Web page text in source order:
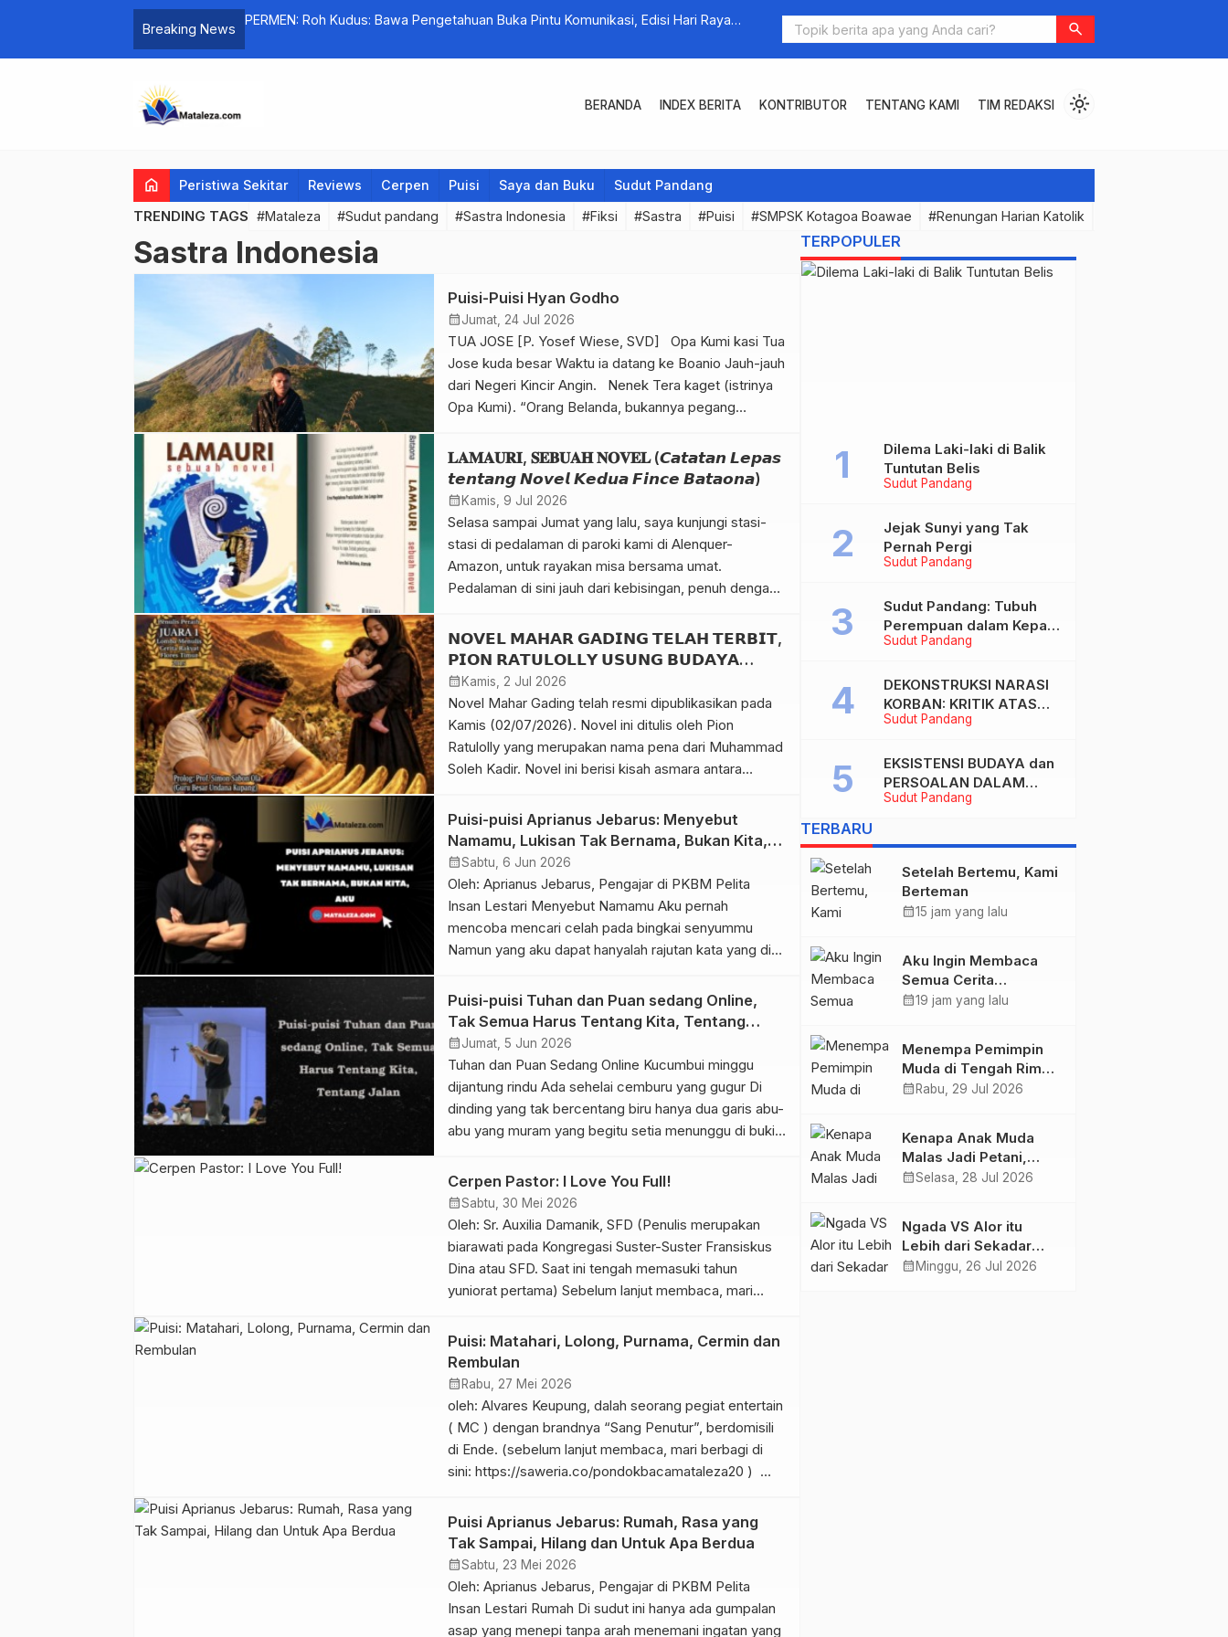
Breaking News
PERMEN: Roh Kudus: Bawa Pengetahuan Buka Pintu Komunikasi, Edisi Hari Raya
Hanya 19 Persen? Jangan Pernah Meremehkan Tradisi Juara PSN Ngada!
search
BERANDA INDEX BERITA KONTRIBUTOR TENTANG KAMI TIM REDAKSI light_mode
home Peristiwa Sekitar Reviews Cerpen Puisi Saya dan Buku Sudut Pandang
TRENDING TAGS #Mataleza #Sudut pandang #Sastra Indonesia #Fiksi #Sastra #Puisi #SMPSK Kotagoa Boawae #Renungan Harian Katolik
Sastra Indonesia
Puisi-Puisi Hyan Godho
calendar_monthJumat, 24 Jul 2026
TUA JOSE [P. Yosef Wiese, SVD] Opa Kumi kasi Tua
Jose kuda besar Waktu ia datang ke Boanio Jauh-jauh
dari Negeri Kincir Angin. Nenek Tera kaget (istrinya
Opa Kumi). “Orang Belanda, bukannya pegang
ladang?”. “Juga Jagung, juga padi dan kelapa”
tambahnya. Tua Jose diam saja […]
𝐋𝐀𝐌𝐀𝐔𝐑𝐈, 𝐒𝐄𝐁𝐔𝐀𝐇 𝐍𝐎𝐕𝐄𝐋 (𝘾𝙖𝙩𝙖𝙩𝙖𝙣 𝙇𝙚𝙥𝙖𝙨
𝙩𝙚𝙣𝙩𝙖𝙣𝙜 𝙉𝙤𝙫𝙚𝙡 𝙆𝙚𝙙𝙪𝙖 𝙁𝙞𝙣𝙘𝙚 𝘽𝙖𝙩𝙖𝙤𝙣𝙖)
calendar_month Kamis, 9 Jul 2026
Selasa sampai Jumat yang lalu, saya kunjungi stasi-
stasi di pedalaman di paroki kami di Alenquer-
Amazon, untuk rayakan misa bersama umat.
Pedalaman di sini jauh dari kebisingan, penuh dengan
untuk baca karya kedua Kaka Fince Bataona,
𝘓𝘢𝘮𝘢𝘶𝘳𝘪, ‘istri’ dari 𝘓𝘢𝘮𝘢𝘧𝘢, karya pertamanya. “Ada
𝘓𝘢𝘮𝘢𝘧𝘢, maka harus ada 𝘓𝘢𝘮𝘢𝘶𝘳𝘪 supaya […]
𝗡𝗢𝗩𝗘𝗟 𝗠𝗔𝗛𝗔𝗥 𝗚𝗔𝗗𝗜𝗡𝗚 𝗧𝗘𝗟𝗔𝗛 𝗧𝗘𝗥𝗕𝗜𝗧,
𝗣𝗜𝗢𝗡 𝗥𝗔𝗧𝗨𝗟𝗢𝗟𝗟𝗬 𝗨𝗦𝗨𝗡𝗚 𝗕𝗨𝗗𝗔𝗬𝗔
𝗕𝗘𝗟𝗜𝗦 𝗟𝗔𝗠𝗔𝗛𝗢𝗟𝗢𝗧
calendar_month Kamis, 2 Jul 2026
Novel Mahar Gading telah resmi dipublikasikan pada
Kamis (02/07/2026). Novel ini ditulis oleh Pion
Ratulolly yang merupakan nama pena dari Muhammad
Soleh Kadir. Novel ini berisi kisah asmara antara
asmara keduanya harus berbenturan dengan tuntutan
adat berupa mahar gading. Di sinilah pergulatan kisah
keduanya mengalami konflik yang […]
Puisi-puisi Aprianus Jebarus: Menyebut
Namamu, Lukisan Tak Bernama, Bukan Kita,
Aku
calendar_monthSabtu, 6 Jun 2026
Oleh: Aprianus Jebarus, Pengajar di PKBM Pelita
Insan Lestari Menyebut Namamu Aku pernah
mencoba mencari celah pada bingkai senyummu
Namun yang aku dapat hanyalah rajutan kata yang di
mengapa aku tetap di sini menatap langit tanpa henti
sembari melantunkan doa di sepertiga malam
menyebutkan namamu pada puisiku untuk […]
Puisi-puisi Tuhan dan Puan sedang Online,
Tak Semua Harus Tentang Kita, Tentang
Jalan
calendar_monthJumat, 5 Jun 2026
Tuhan dan Puan Sedang Online Kucumbui minggu
dijantung rindu Ada sehelai cemburu yang gugur Di
dinding yang tak bercentang biru hanya dua garis abu-
abu yang muram yang begitu setia menunggu di bukit
harimu Dalam kesibukan Hingga serentetan pesanku
kau abaikan. Minggu yang kucumbui kali ini begitu
rapuh, […]
Cerpen Pastor: I Love You Full!
calendar_monthSabtu, 30 Mei 2026
Oleh: Sr. Auxilia Damanik, SFD (Penulis merupakan
biarawati pada Kongregasi Suster-Suster Fransiskus
Dina atau SFD. Saat ini tengah memasuki tahun
yuniorat pertama) Sebelum lanjut membaca, mari
berembus kencang, menggiring langkah kecilku
berlari menapaki tanah berbatu. Langit sore tampak
muram, tetapi bukit itu selalu menjadi tempat paling
hidup […]
Puisi: Matahari, Lolong, Purnama, Cermin dan
Rembulan
calendar_month Rabu, 27 Mei 2026
oleh: Alvares Keupung, dalah seorang pegiat entertain
( MC ) dengan brandnya “Sang Penutur”, berdomisili
di Ende. (sebelum lanjut membaca, mari berbagi di
sini: https://saweria.co/pondokbacamataleza20 )
hatimu gelisah akan kujadikan diriku purnama bagimu
agar kau tahu, aku punya alasan untuk menemanimu.
Ende, 15 April 2026. LOLONG Putih […]
Puisi Aprianus Jebarus: Rumah, Rasa yang
Tak Sampai, Hilang dan Untuk Apa Berdua
calendar_monthSabtu, 23 Mei 2026
Oleh: Aprianus Jebarus, Pengajar di PKBM Pelita
Insan Lestari Rumah Di sudut ini hanya ada gumpalan
asap yang menepi tanpa arah menemani ingatan yang
TERPOPULER
Sudut Pandang
Dilema Laki-laki di Balik
Tuntutan Belis
Sudut Pandang
Jejak Sunyi yang Tak
Pernah Pergi
Sudut Pandang
Sudut Pandang: Tubuh
Perempuan dalam Kepala
Laki-laki
Sudut Pandang
DEKONSTRUKSI NARASI
KORBAN: KRITIK ATAS
BIAS MASKULIN DAN
PEREMPUAN DALAM
ARTIKEL “DILEMA LAKI-
LAKI DI BALIK TUNTUTAN
Sudut Pandang
EKSISTENSI BUDAYA dan
PERSOALAN DALAM
DUNIA KONTEMPORER
TERBARU
Setelah Bertemu, Kami
Berteman
calendar_month15 jam yang lalu
Aku Ingin Membaca
Semua Cerita
Tentangmu
calendar_month19 jam yang lalu
Menempa Pemimpin
Muda di Tengah Rimba
Wolobobo
calendar_month Rabu, 29 Jul 2026
Kenapa Anak Muda
Malas Jadi Petani,
Padahal Peluang Dunia
calendar_monthSelasa, 28 Jul 2026
Ngada VS Alor itu
Lebih dari Sekadar
Tiga Poin, Ini Urusan
calendar_month Minggu, 26 Jul 2026